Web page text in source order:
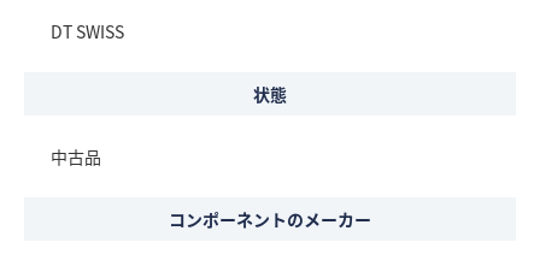
DT SWISS
状態
中古品
コンポーネントのメーカー